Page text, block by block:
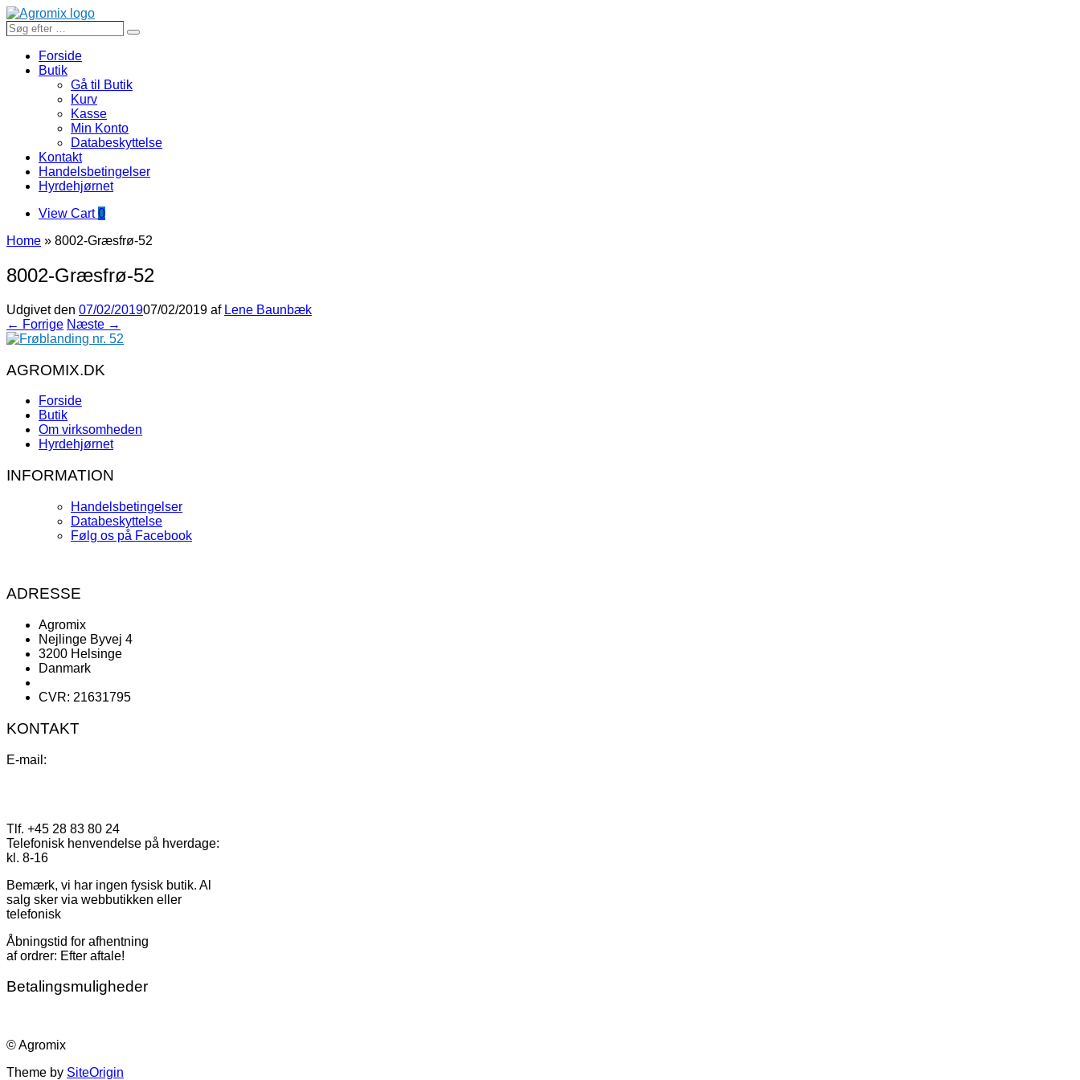
Gå
til
Søg
Search
Forside
Butik
Gå til Butik
Kurv
Kasse
Min Konto
Databeskyttelse
Kontakt
Handelsbetingelser
Hyrdehjørnet
View
cart
View Cart 0
Home » 8002-Græsfrø-52
8002-Græsfrø-52
Udgivet den 07/02/201907/02/2019 af Lene Baunbæk
← Forrige Næste →
AGROMIX.DK
Forside
Butik
Om virksomheden
Hyrdehjørnet
INFORMATION
Handelsbetingelser
Databeskyttelse
Følg os på Facebook
ADRESSE
Agromix
Nejlinge Byvej 4
3200 Helsinge
Danmark
CVR: 21631795
KONTAKT
E-mail:
Tlf. +45 28 83 80 24
Telefonisk henvendelse på hverdage:
kl. 8-16
Bemærk, vi har ingen fysisk butik. Al
salg sker via webbutikken eller
telefonisk
Åbningstid for afhentning
af ordrer: Efter aftale!
Betalingsmuligheder
© Agromix
Theme by SiteOrigin